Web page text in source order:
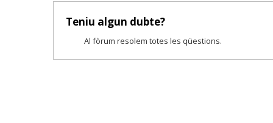
Teniu algun dubte?
Al fòrum resolem totes les qüestions.